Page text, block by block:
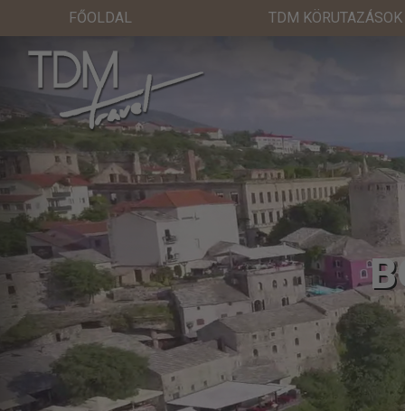
FŐOLDAL TDM KÖRUTAZÁSOK